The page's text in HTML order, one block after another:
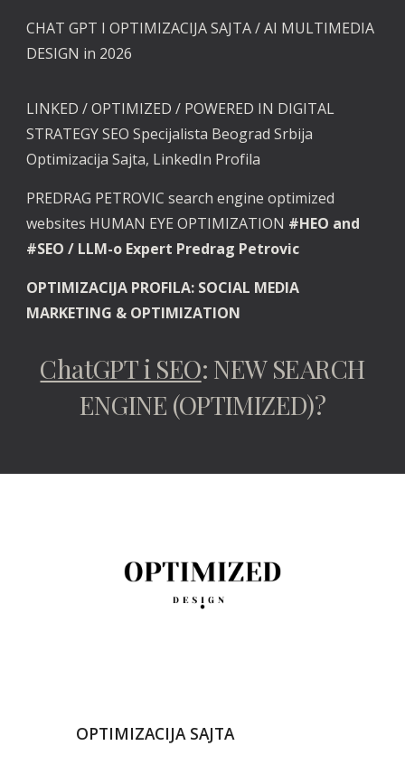
CHAT GPT I OPTIMIZACIJA SAJTA / AI MULTIMEDIA
DESIGN in 2026
LINKED / OPTIMIZED / POWERED IN DIGITAL
STRATEGY SEO Specijalista Beograd Srbija
Optimizacija Sajta, LinkedIn Profila
PREDRAG PETROVIC search engine optimized
websites HUMAN EYE OPTIMIZATION #HEO and
#SEO / LLM-o Expert Predrag Petrovic
OPTIMIZACIJA PROFILA: SOCIAL MEDIA
MARKETING & OPTIMIZATION
ChatGPT i SEO: NEW SEARCH
ENGINE (OPTIMIZED)?
OPTIMIZACIJA SAJTA